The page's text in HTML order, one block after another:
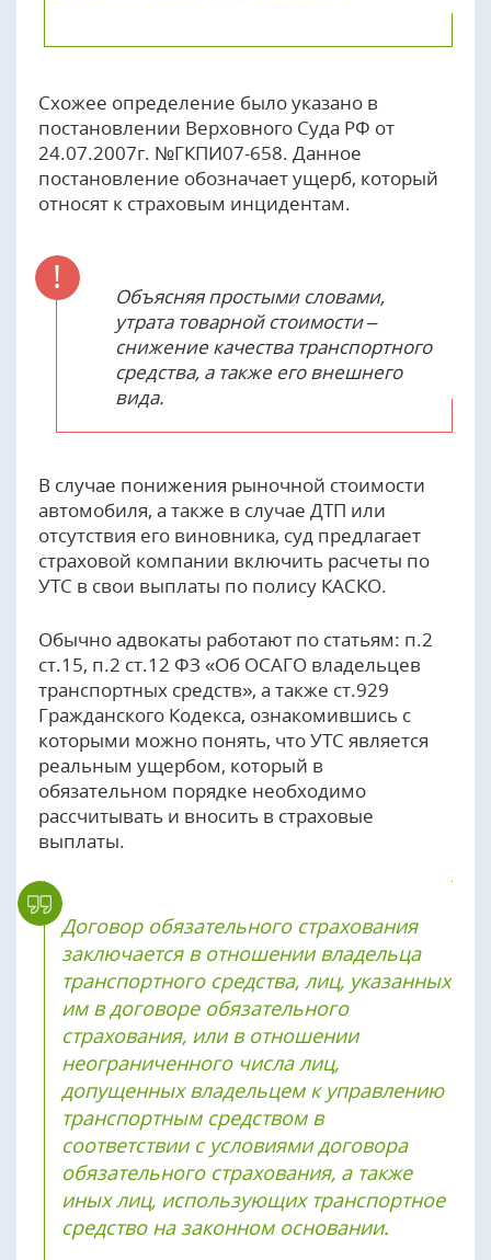
Схожее определение было указано в
постановлении Верховного Суда РФ от
24.07.2007г. №ГКПИ07-658. Данное
постановление обозначает ущерб, который
относят к страховым инцидентам.
Объясняя простыми словами,
утрата товарной стоимости –
снижение качества транспортного
средства, а также его внешнего
вида.
В случае понижения рыночной стоимости
автомобиля, а также в случае ДТП или
отсутствия его виновника, суд предлагает
страховой компании включить расчеты по
УТС в свои выплаты по полису КАСКО.
Обычно адвокаты работают по статьям: п.2
ст.15, п.2 ст.12 ФЗ «Об ОСАГО владельцев
транспортных средств», а также ст.929
Гражданского Кодекса, ознакомившись с
которыми можно понять, что УТС является
реальным ущербом, который в
обязательном порядке необходимо
рассчитывать и вносить в страховые
выплаты.
Договор обязательного страхования
заключается в отношении владельца
транспортного средства, лиц, указанных
им в договоре обязательного
страхования, или в отношении
неограниченного числа лиц,
допущенных владельцем к управлению
транспортным средством в
соответствии с условиями договора
обязательного страхования, а также
иных лиц, использующих транспортное
средство на законном основании.